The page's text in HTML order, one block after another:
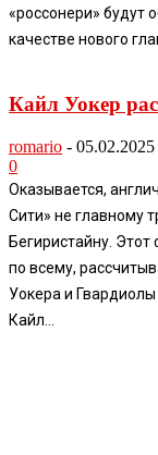
«россонери» будут
качестве нового
Кайл Уокер
romario - 05.02.2025
0
Оказывается,
Сити» не главному
Бегиристайну.
по всему,
Уокера и
Кайл...